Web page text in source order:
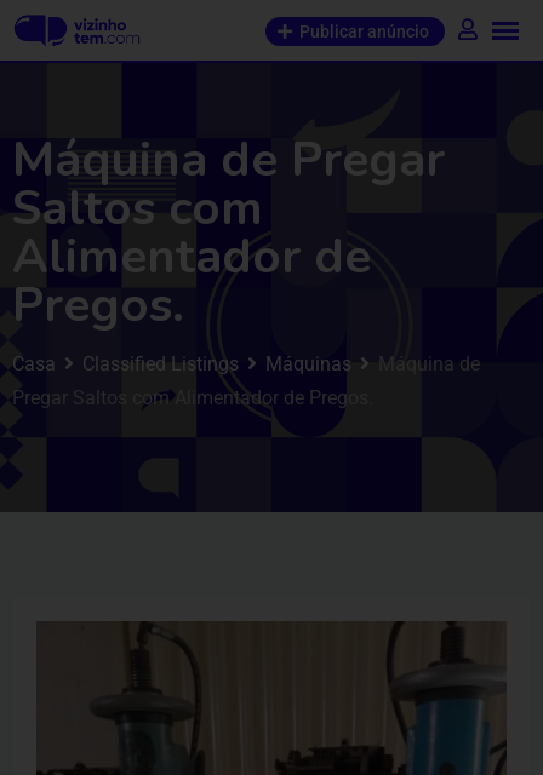
Publicar anúncio
Máquina de Pregar
Saltos com
Alimentador de
Pregos.
Casa Classified Listings Máquinas
Máquina de
Pregar Saltos com Alimentador de Pregos.